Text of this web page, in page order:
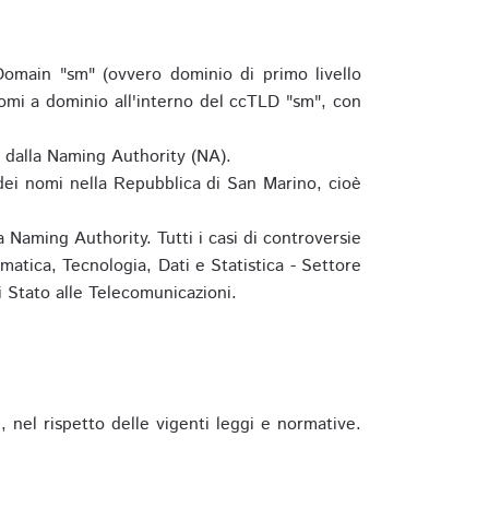
"sm" (ovvero dominio di primo livello
a dominio all'interno del ccTLD "sm", con
Naming Authority (NA).
nomi nella Repubblica di San Marino, cioè
Authority. Tutti i casi di controversie
Tecnologia, Dati e Statistica - Settore
alle Telecomunicazioni.
nel rispetto delle vigenti leggi e normative.